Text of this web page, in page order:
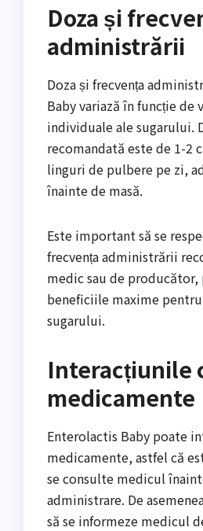
Doza și
administrării
Doza și frecvența
Baby variază în funcție de
individuale ale sugarului.
recomandată este de 1-2
linguri de pulbere pe zi,
înainte de masă.
Este important să se
frecvența administrării
medic sau de
beneficiile maxime
sugarului.
Interacțiunile
medicamente
Enterolactis Baby poate
medicamente, astfel că
se consulte medicul
administrare. De
să se informeze medicul